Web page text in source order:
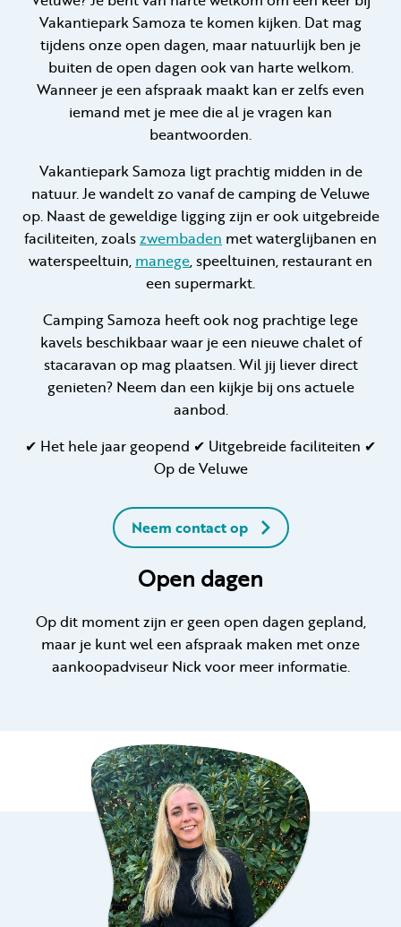
+31 (0) 577 411 283
Gastinformatie
Contact
Werken bij
Mijn Samoza
Vakantiepark Samoza te komen kijken. Dat mag
tijdens onze open dagen, maar natuurlijk ben je
buiten de open dagen ook van harte welkom.
Wanneer je een afspraak maakt kan er zelfs even
iemand met je mee die al je vragen kan
beantwoorden.
Vakantiepark Samoza ligt prachtig midden in de
natuur. Je wandelt zo vanaf de camping de Veluwe
op. Naast de geweldige ligging zijn er ook uitgebreide
faciliteiten, zoalszwembaden met waterglijbanen en
waterspeeltuin, manege, speeltuinen, restaurant en
een supermarkt.
Camping Samoza heeft ook nog prachtige lege
kavels beschikbaar waar je een nieuwe chalet of
stacaravan op mag plaatsen. Wil jij liever direct
genieten? Neem dan een kijkje bij ons actuele
aanbod.
✔ Het hele jaar geopend ✔ Uitgebreide faciliteiten ✔
Op de Veluwe
Neem contact op
Open dagen
Op dit moment zijn er geen open dagen gepland,
maar je kunt wel een afspraak maken met onze
aankoopadviseur Nick voor meer informatie.